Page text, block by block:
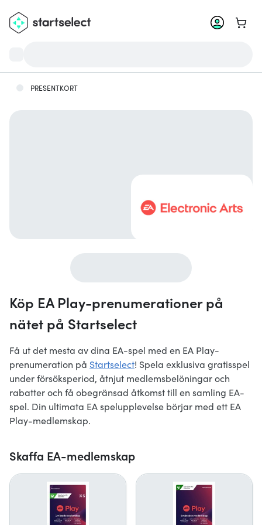
Gå
PRESENTKORT
Köp EA Play-prenumerationer på
nätet på Startselect
Få ut det mesta av dina EA-spel med en EA Play-
prenumeration på Startselect! Spela exklusiva gratisspel
under försöksperiod, åtnjut medlemsbelöningar och
rabatter och få obegränsad åtkomst till en samling EA-
spel. Din ultimata EA spelupplevelse börjar med ett EA
Play-medlemskap.
Skaffa EA-medlemskap